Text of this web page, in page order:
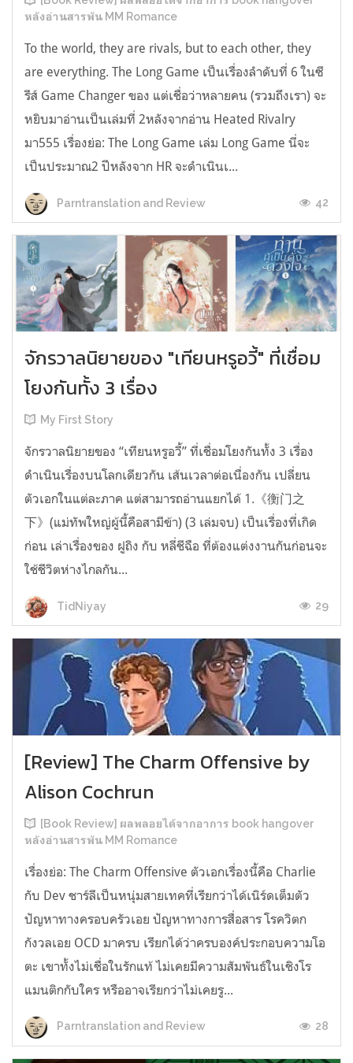
หลังอ่านสารพัน MM Romance
To the world, they are rivals, but to each other, they
are everything. The Long Game เป็นเรื่องลำดับที่ 6 ในซี
รีส์ Game Changer ของ แต่เชื่อว่าหลายคน (รวมถึงเรา) จะ
หยิบมาอ่านเป็นเล่มที่ 2หลังจากอ่าน Heated Rivalry
มา555 เรื่องย่อ: The Long Game เล่ม Long Game นี่จะ
เป็นประมาณ2 ปีหลังจาก HR จะดำเนินเ...
Parntranslation and Review 42
จักรวาลนิยายของ "เทียนหรูอวี้" ที่เชื่อม
โยงกันทั้ง 3 เรื่อง
My First Story
จักรวาลนิยายของ “เทียนหรูอวี้” ที่เชื่อมโยงกันทั้ง 3 เรื่อง
ดำเนินเรื่องบนโลกเดียวกัน เส้นเวลาต่อเนื่องกัน เปลี่ยน
ตัวเอกในแต่ละภาค แต่สามารถอ่านแยกได้ 1.《衡门之
下》(แม่ทัพใหญ่ผู้นี้คือสามีข้า) (3 เล่มจบ) เป็นเรื่องที่เกิด
ก่อน เล่าเรื่องของ ฝูถิง กับ หลี่ชีฉือ ที่ต้องแต่งงานกันก่อนจะ
ใช้ชีวิตห่างไกลกัน...
TidNiyay 29
[Review] The Charm Offensive by
Alison Cochrun
[Book Review] ผลพลอยได้จากอาการ book hangover
หลังอ่านสารพัน MM Romance
เรื่องย่อ: The Charm Offensive ตัวเอกเรื่องนี้คือ Charlie
กับ Dev ชาร์ลีเป็นหนุ่มสายเทคที่เรียกว่าได้เนิร์ดเต็มตัว
ปัญหาทางครอบครัวเอย ปัญหาทางการสื่อสาร โรควิตก
กังวลเอย OCD มาครบ เรียกได้ว่าครบองค์ประกอบความโอ
ตะ เขาทั้งไม่เชื่อในรักแท้ ไม่เคยมีความสัมพันธ์ในเชิงโร
แมนติกกับใคร หรืออาจเรียกว่าไม่เคยรู...
Parntranslation and Review 28